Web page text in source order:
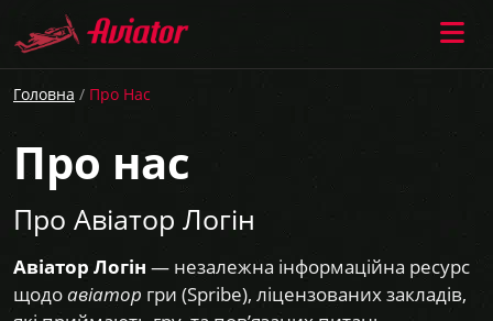
Головна / Про Нас
Про нас
Про Авіатор Логін
Авіатор Логін — незалежна інформаційна ресурс
щодоавіатор гри (Spribe), ліцензованих закладів,